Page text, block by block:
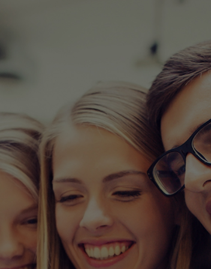
상을 하나로
미디어 커뮤